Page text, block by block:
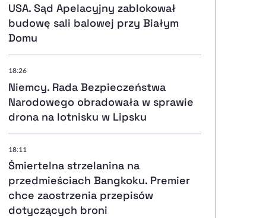
Deklaracja dostępności, otwiera się w nowym oknie
Zgłoś problem
USA. Sąd Apelacyjny zablokował
budowę sali balowej przy Białym
Domu
18:26
Niemcy. Rada Bezpieczeństwa
Narodowego obradowała w sprawie
drona na lotnisku w Lipsku
18:11
Śmiertelna strzelanina na
przedmieściach Bangkoku. Premier
chce zaostrzenia przepisów
dotyczących broni